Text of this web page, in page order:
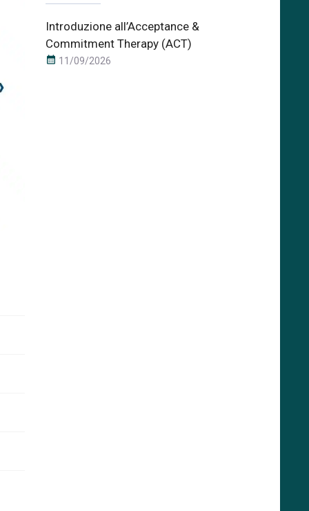
Introduzione all’Acceptance &
Commitment Therapy (ACT)
calendar_month 11/09/2026